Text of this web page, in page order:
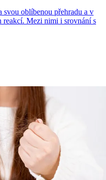
svou oblíbenou přehradu a v
Mezi nimi i srovnání s